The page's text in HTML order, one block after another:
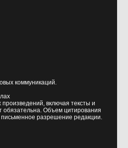
коммуникаций.
включая тексты и
Объем цитирования
разрешение редакции.